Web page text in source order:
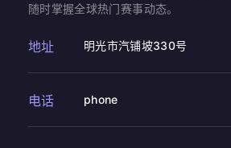
随时掌握全球热门赛事动态。
地址 明光市汽铺坡330号
电话 phone